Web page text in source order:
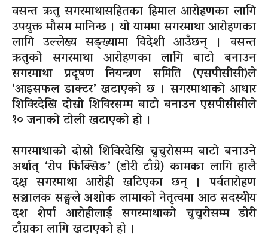
वसन्त ऋतु सगरमाथासहितका हिमाल आरोहणका लागि
उपयुक्त मौसम मानिन्छ । यो याममा सगरमाथा आरोहणका
लागि उल्लेख्य सङ्ख्यामा विदेशी आउँछन् । वसन्त
ऋतुको सगरमाथा आरोहणका लागि बाटो बनाउन
सगरमाथा प्रदूषण नियन्त्रण समिति (एसपीसीसी)ले
‘आइसफल डाक्टर’ खटाएको छ । सगरमाथाको आधार
शिविरदेखि दोस्रो शिविरसम्म बाटो बनाउन एसपीसीसीले
१० जनाको टोली खटाएको हो ।
सगरमाथाको दोस्रो शिविरदेखि चुचुरोसम्म बाटो बनाउने
अर्थात् ‘रोप फिक्सिङ’ (डोरी टाँग्ने) कामका लागि हालै
दक्ष सगरमाथा आरोही खटिएका छन् । पर्वतारोहण
सञ्चालक सङ्घले अशोक लामाको नेतृत्वमा आठ सदस्यीय
दश शेर्पा आरोहीलाई सगरमाथाको चुचुरोसम्म डोरी
टाँग्नका लागि खटाएको हो ।